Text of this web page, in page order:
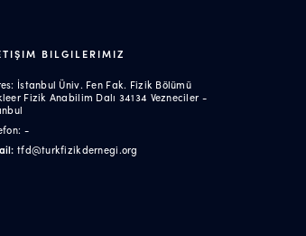
BILGILERIMIZ
İstanbul Üniv. Fen Fak. Fizik Bölümü
Fizik Anabilim Dalı 34134 Vezneciler -
-
tfd@turkfizikdernegi.org